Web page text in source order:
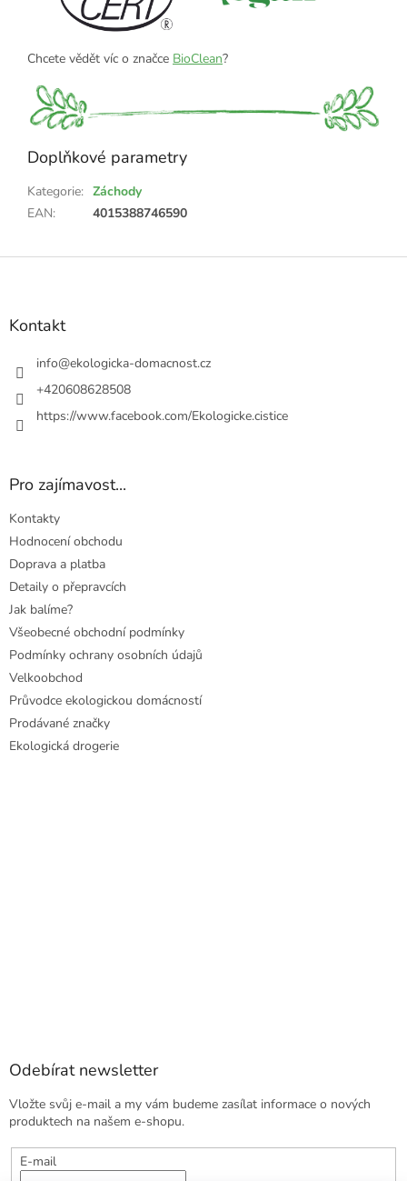
Chcete vědět víc o značce BioClean?
Doplňkové parametry
Kategorie: Záchody
EAN: 4015388746590
Z
Kontakt
info@ekologicka-domacnost.cz
+420608628508
https://www.facebook.com/Ekologicke.cistice
Pro zajímavost...
Kontakty
Hodnocení obchodu
Doprava a platba
Detaily o přepravcích
Jak balíme?
Všeobecné obchodní podmínky
Podmínky ochrany osobních údajů
Velkoobchod
Průvodce ekologickou domácností
Prodávané značky
Ekologická drogerie
Odebírat newsletter
Vložte svůj e-mail a my vám budeme zasílat informace o nových
produktech na našem e-shopu.
E-mail